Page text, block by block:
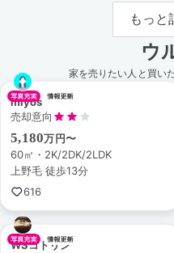
もっと
ウ
家を売りたい人と買い
miyos
売却意向
5,180万円〜
60㎡・2K/2DK/2LDK
上野毛 徒歩13分
616
WSコトリン